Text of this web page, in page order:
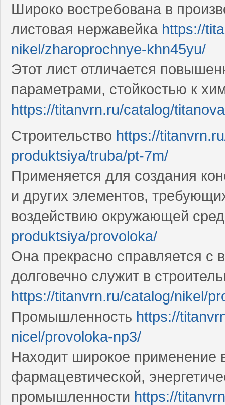
Широко востребована в
листовая нержавейка https://
nikel/zharoprochnye-khn45yu/
Этот лист отличается
параметрами, стойкостью к
https://titanvrn.ru/catalog/
Строительство https://
produktsiya/truba/pt-7m/
Применяется для создания
и других элементов,
воздействию окружающей
produktsiya/provoloka/
Она прекрасно справляется с
долговечно служит в
https://titanvrn.ru/catalog/nikel/
Промышленность https://
nicel/provoloka-np3/
Находит широкое применение
фармацевтической,
промышленности https://